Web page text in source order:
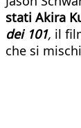
stati Akira
dei 101, il
che si